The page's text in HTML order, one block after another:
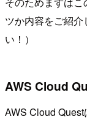
ツか内容をご紹
い！）
AWS Cloud
AWS Cloud